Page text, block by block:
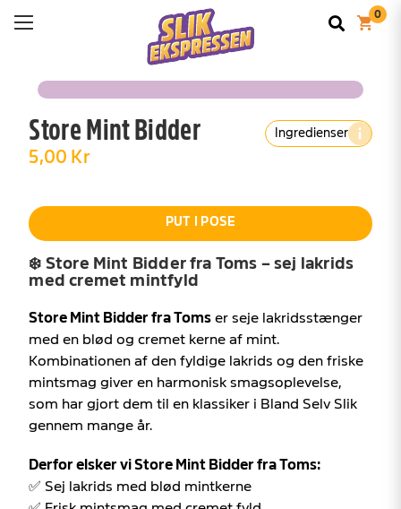
Store Mint Bidder
5,00 Kr
Ingredienser
❄️ Store Mint Bidder fra Toms – sej lakrids
med cremet mintfyld
Store Mint Bidder fra Toms er seje lakridsstænger
med en blød og cremet kerne af mint.
Kombinationen af den fyldige lakrids og den friske
mintsmag giver en harmonisk smagsoplevelse,
som har gjort dem til en klassiker i Bland Selv Slik
gennem mange år.
Derfor elsker vi Store Mint Bidder fra Toms:
✅ Sej lakrids med blød mintkerne
PUT I POSE